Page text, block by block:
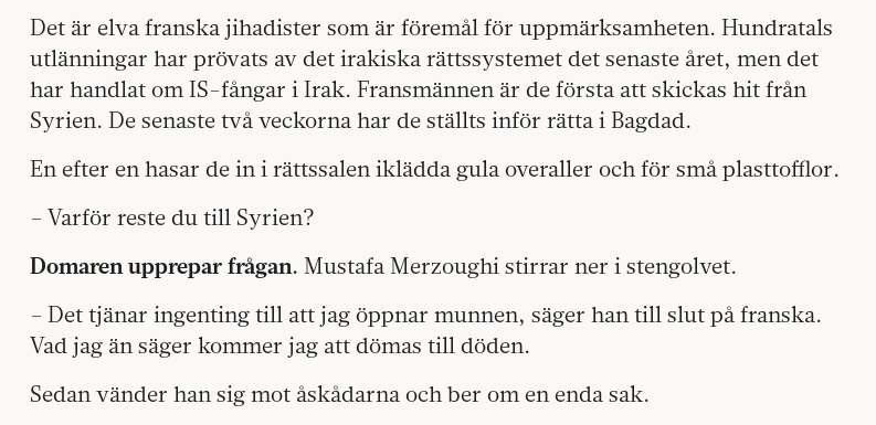
Det är elva franska jihadister som är föremål för uppmärksamheten. Hundratals
utlänningar har prövats av det irakiska rättssystemet det senaste året, men det
har handlat om IS-fångar i Irak. Fransmännen är de första att skickas hit från
Syrien. De senaste två veckorna har de ställts inför rätta i Bagdad.
En efter en hasar de in i rättssalen iklädda gula overaller och för små plasttofflor.
– Varför reste du till Syrien?
Domaren upprepar frågan. Mustafa Merzoughi stirrar ner i stengolvet.
– Det tjänar ingenting till att jag öppnar munnen, säger han till slut på franska.
Vad jag än säger kommer jag att dömas till döden.
Sedan vänder han sig mot åskådarna och ber om en enda sak.